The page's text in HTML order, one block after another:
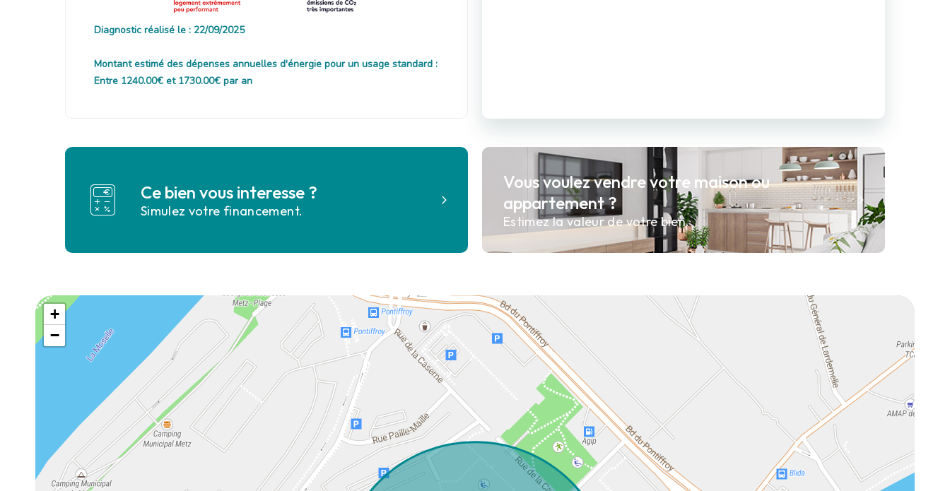
Diagnostic réalisé le : 22/09/2025
Montant estimé des dépenses annuelles d'énergie pour un usage standard :
Entre 1240.00€ et 1730.00€ par an
Ce bien vous interesse ?
Simulez votre financement.
Vous voulez vendre votre maison ou
appartement ?
Estimez la valeur de votre bien.
+
−